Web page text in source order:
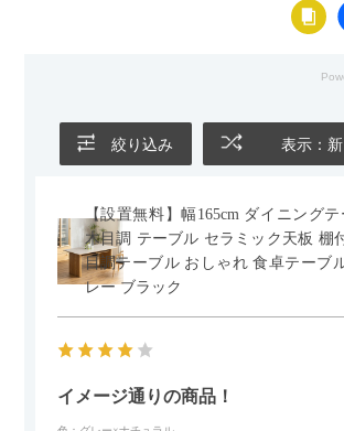
絞り込み 表示：
【設置無料】幅165cm ダイニング
木目調 テーブル セラミック天板 棚
目調テーブル おしゃれ 食卓テーブ
レー ブラック
イメージ通りの商品！